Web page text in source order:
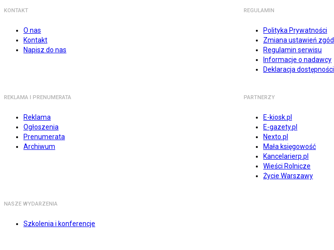
KONTAKT
O nas
Kontakt
Napisz do nas
REGULAMIN
Polityka Prywatności
Zmiana ustawień zgód
Regulamin serwisu
Informacje o nadawcy
Deklaracja dostępności
REKLAMA I PRENUMERATA
Reklama
Ogłoszenia
Prenumerata
Archiwum
PARTNERZY
E-kiosk.pl
E-gazety.pl
Nexto.pl
Mała księgowość
Kancelarierp.pl
Wieści Rolnicze
Życie Warszawy
NASZE WYDARZENIA
Szkolenia i konferencje